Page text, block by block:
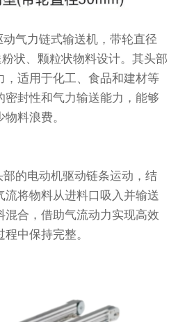
气力链式输送机，带轮直径
状、颗粒状物料设计。其头部
，适用于化工、食品和建材等
密封性和气力输送能力，能够
料浪费。
部的电动机驱动链条运动，结
将物料从进料口吸入并输送
混合，借助气流动力实现高效
中保持完整。